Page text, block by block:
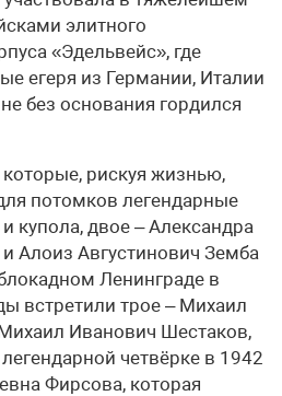
элитного
«Эдельвейс», где
егеря из Германии, Италии
без основания гордился
рискуя жизнью,
потомков легендарные
купола, двое – Александра
Алоиз Августинович Земба
Ленинграде в
встретили трое – Михаил
Иванович Шестаков,
четвёрке в 1942
Фирсова, которая